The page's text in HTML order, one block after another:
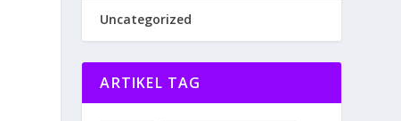
Uncategorized
ARTIKEL TAG